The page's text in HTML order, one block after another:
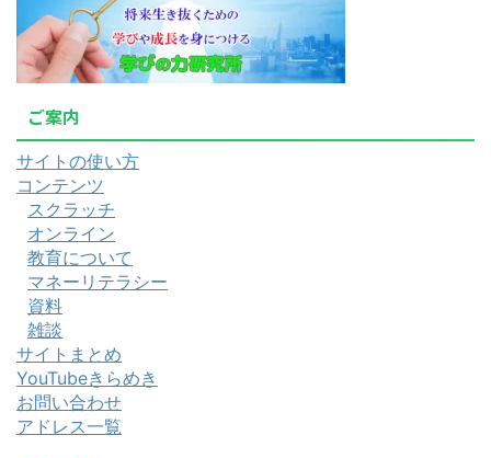
ご案内
サイトの使い方
コンテンツ
スクラッチ
オンライン
教育について
マネーリテラシー
資料
雑談
サイトまとめ
YouTubeきらめき
お問い合わせ
アドレス一覧